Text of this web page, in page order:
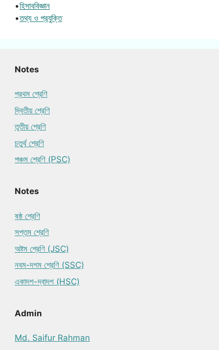
•হিসাববিজ্ঞান
•তথ্য ও প্রযুক্তি
Notes
প্রথম শ্রেণি
দ্বিতীয় শ্রেণি
তৃতীয় শ্রেণি
চতুর্থ শ্রেণি
পঞ্চম শ্রেণি (PSC)
Notes
ষষ্ঠ শ্রেণি
সপ্তম শ্রেণি
অষ্টম শ্রেণি (JSC)
নবম-দশম শ্রেণি (SSC)
একাদশ-দ্বাদশ (HSC)
Admin
Md. Saifur Rahman